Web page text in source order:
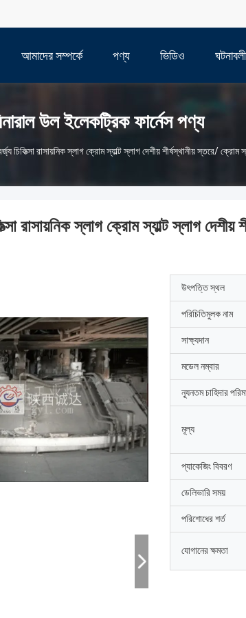
আমাদের সম্পর্কে পণ্য ভিডিও ঘটনাবলী
উল ইলেকট্রিক ফার্নেস পণ্য
চিকিত্সা রাসায়নিক স্লাগ ক্রোম স্যাল্ট স্লাগ দেশীয় শীর্ষস্থানীয় স্তরে/ ক্রোম
সৈয়দ রশিদ আহমেদ বাট
রাসায়নিক স্লাগ ক্রোম স্যাল্ট স্লাগ দেশীয়
উৎপত্তি স্থল
পরিচিতিমুলক নাম
সাক্ষ্যদান
মডেল নম্বার
ন্যূনতম চাহিদার
মূল্য
প্যাকেজিং বিবরণ
ডেলিভারি সময়
পরিশোধের শর্ত
যোগানের ক্ষমতা